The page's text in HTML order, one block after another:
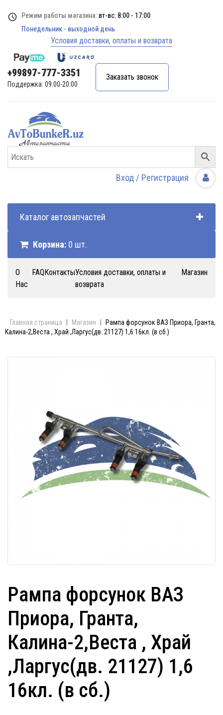
Режим работы магазина: вт-вс: 8:00 - 17:00
Понедельник - выходной день
Условия доставки, оплаты и возврата
+99897-777-3351
Поддержка: 09:00-20:00
Заказать звонок
Вход / Регистрация
Каталог автозапчастей
Корзина: 0 шт.
О
Нас
FAQКонтактыУсловия доставки, оплаты и
возврата
Магазин
Главная страница Магазин
Рампа форсунок ВАЗ Приора, Гранта,
Калина-2,Веста , Храй ,Ларгус(дв. 21127) 1,6 16кл. (в сб.)
Рампа форсунок ВАЗ
Приора, Гранта,
Калина-2,Веста , Храй
,Ларгус(дв. 21127) 1,6
16кл. (в сб.)